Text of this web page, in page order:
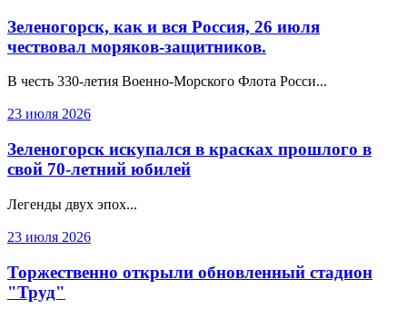
Зеленогорск, как и вся Россия, 26 июля
чествовал моряков-защитников.
В честь 330‑летия Военно‑Морского Флота Росси...
23 июля 2026
Зеленогорск искупался в красках прошлого в
свой 70-летний юбилей
Легенды двух эпох...
23 июля 2026
Торжественно открыли обновленный стадион
"Труд"